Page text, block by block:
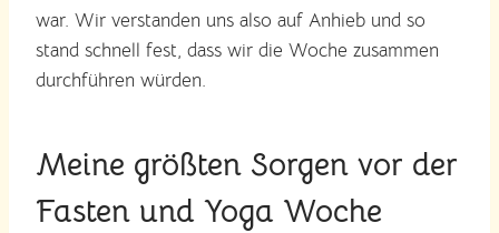
war. Wir verstanden uns also auf Anhieb und so
stand schnell fest, dass wir die Woche zusammen
durchführen würden.
Meine größten Sorgen vor der
Fasten und Yoga Woche